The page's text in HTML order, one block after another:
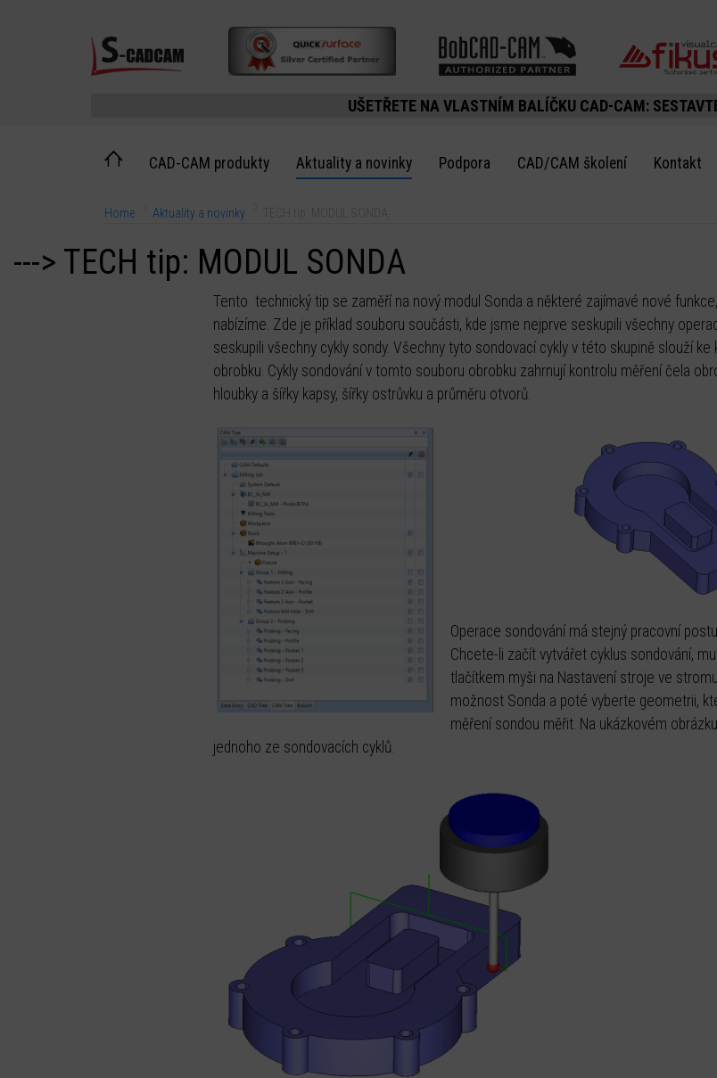
UŠETŘETE NA VLASTNÍM BALÍČKU CAD-CAM:
CAD-CAM produkty Aktuality a novinky Podpora CAD/CAM školení Kontakt
Home Aktuality a novinky
---> TECH tip: MODUL SONDA
Tento technický tip se zaměří na nový modul Sonda a některé zajímavé nové
nabízíme. Zde je příklad souboru součásti, kde jsme nejprve seskupili všechny
seskupili všechny cykly sondy. Všechny tyto sondovací cykly v této skupině slouží
obrobku. Cykly sondování v tomto souboru obrobku zahrnují kontrolu měření čela
hloubky a šířky kapsy, šířky ostrůvku a průměru otvorů.
Operace sondování má stejný pracovní
Chcete-li začít vytvářet cyklus sondování,
tlačítkem myši na Nastavení stroje ve
možnost Sonda a poté vyberte geometrii,
měření sondou měřit. Na ukázkovém
jednoho ze sondovacích cyklů.